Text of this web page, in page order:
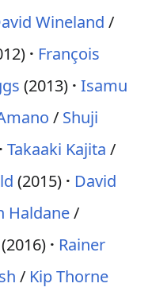
Wineland /
François
(2013) Isamu
/ Shuji
Takaaki Kajita /
(2015)
David
Haldane/
(2016)
Rainer
/ Kip Thorne